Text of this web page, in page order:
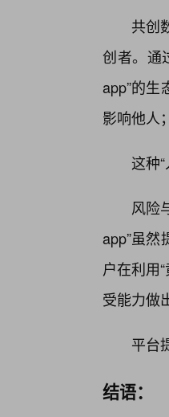
共创
创者。通
app”的生
影响他人
这种
风险
app”虽然
户在利用
受能力做
平台
结语：